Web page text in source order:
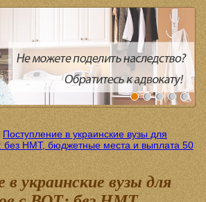
Поступление в украинские вузы для
без НМТ, бюджетные места и выплата 50
украинские вузы для